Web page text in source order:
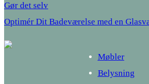
Gør det selv
Optimér Dit Badeværelse med en
Møbler
Belysning